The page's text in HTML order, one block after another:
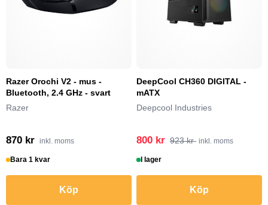
Razer Orochi V2 - mus -
Bluetooth, 2.4 GHz - svart
Razer
870 kr inkl. moms
Bara 1 kvar
Köp
DeepCool CH360 DIGITAL -
mATX
Deepcool Industries
800 kr 923 kr inkl. moms
I lager
Köp